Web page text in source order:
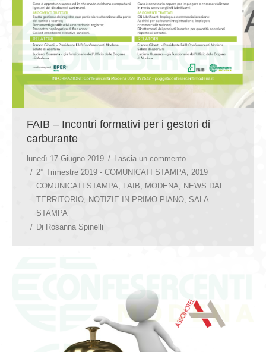
FAIB – Incontri formativi per i gestori di
carburante
lunedì 17 Giugno 2019
Lascia un commento
2° Trimestre 2019 - COMUNICATI STAMPA, 2019
COMUNICATI STAMPA, FAIB, MODENA, NEWS DAL
TERRITORIO, NOTIZIE IN PRIMO PIANO, SALA
STAMPA
Di Rosanna Spinelli